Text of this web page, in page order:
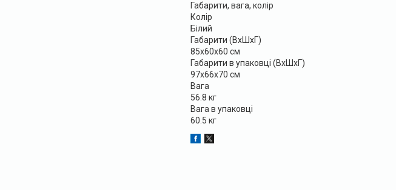
Габарити, вага, колір
Колір
Білий
Габарити (ВхШхГ)
85x60x60 см
Габарити в упаковці (ВхШхГ)
97x66x70 см
Вага
56.8 кг
Вага в упаковці
60.5 кг